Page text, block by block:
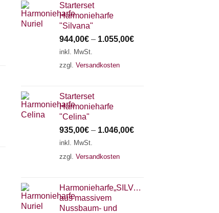
Starterset
Harmonieharfe
"Silvana"
944,00€ – 1.055,00€
inkl. MwSt.
zzgl. Versandkosten
Starterset
Harmonieharfe
"Celina"
935,00€ – 1.046,00€
inkl. MwSt.
zzgl. Versandkosten
Harmonieharfe„SILVANA"
aus massivem
Nussbaum- und